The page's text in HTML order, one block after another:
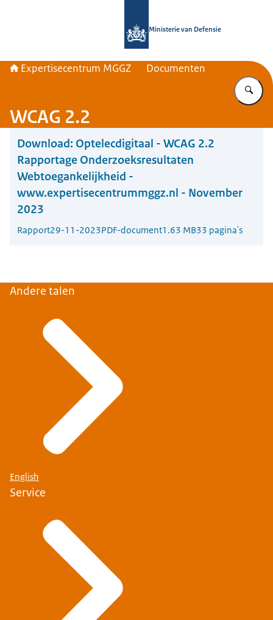
Ministerie van Defensie
Expertisecentrum MGGZ Documenten
WCAG 2.2
Download: Optelecdigitaal - WCAG 2.2
Rapportage Onderzoeksresultaten
Webtoegankelijkheid -
www.expertisecentrummggz.nl - November
2023
Rapport29-11-2023PDF-document1.63 MB33 pagina's
Andere talen
English
Service